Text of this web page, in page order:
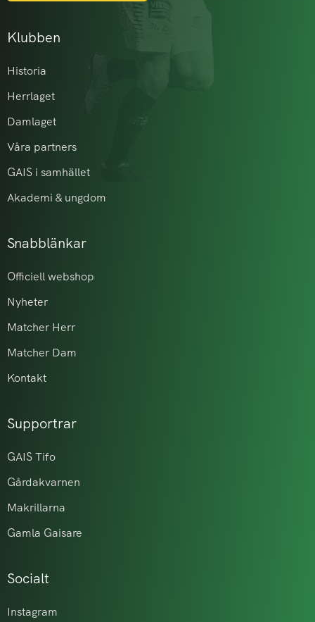
Klubben
Historia
Herrlaget
Damlaget
Våra partners
GAIS i samhället
Akademi & ungdom
Snabblänkar
Officiell webshop
Nyheter
Matcher Herr
Matcher Dam
Kontakt
Supportrar
GAIS Tifo
Gårdakvarnen
Makrillarna
Gamla Gaisare
Socialt
Instagram